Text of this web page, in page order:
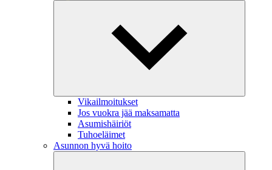
Vikailmoitukset
Jos vuokra jää maksamatta
Asumishäiriöt
Tuhoeläimet
Asunnon hyvä hoito